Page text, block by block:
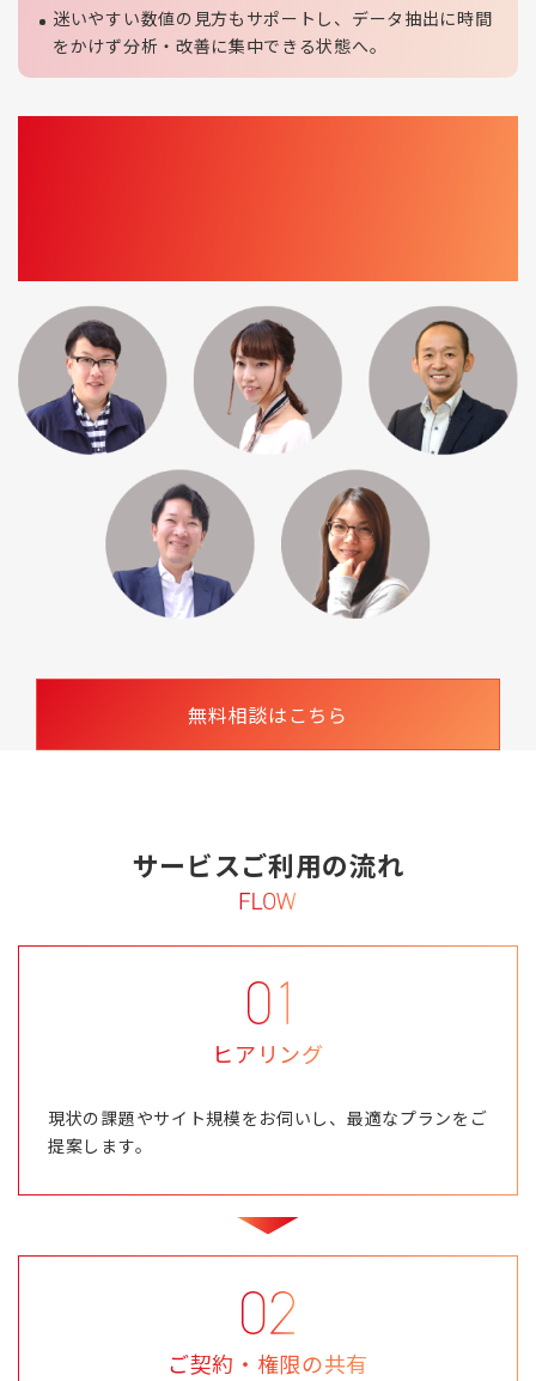
迷いやすい数値の見方もサポートし、データ抽出に時間
をかけず分析・改善に集中できる状態へ。
無料相談はこちら
サービスご利用の流れ
ヒアリング
現状の課題やサイト規模をお伺いし、最適なプランをご
提案します。
ご契約・権限の共有